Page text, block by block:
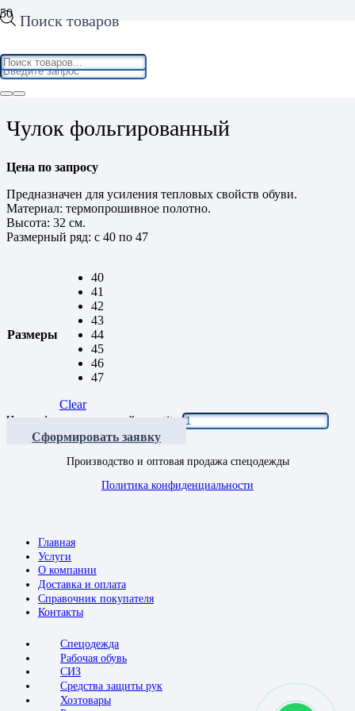
Поиск товаров
Home/Рабочая обувь/Аксессуары для обуви
фольгированный
Чулок фольгированный
Цена по запросу
Предназначен для усиления тепловых свойств обуви.
Материал: термопрошивное полотно.
Высота: 32 см.
Размерный ряд: с 40 по 47
Размеры
40
41
42
43
44
45
46
47
Clear
Чулок фольгированный quantity
Сформировать заявку
Производство и оптовая продажа спецодежды
Политика конфиденциальности
Главная
Услуги
О компании
Доставка и оплата
Справочник покупателя
Контакты
Спецодежда
Рабочая обувь
СИЗ
Средства защиты рук
Хозтовары